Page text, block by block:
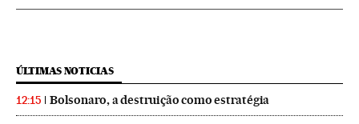
ÚLTIMAS NOTICIAS
12:15 Bolsonaro, a destruição como estratégia